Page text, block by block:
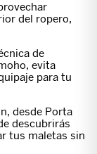
del ropero,
de
evita
para tu
desde Porta
descubrirás
tus maletas sin